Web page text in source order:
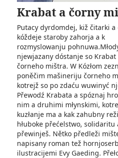
Krabat a čorny
Putacy dyrdomdej, kiž čitarki
kóždeje staroby zahorja a k
rozmyslowanju
njewjazany dóstanje so
čorneho mištra. W Kózłom
poněčim mašineriju čorneho
kotrejž so po zdaću wuwinyć
Přewodź Krabata a spóznaj hromadźe z
nim a druhimi młynskimi,
kuzłanje ma a kak zahubny
hłuboke přećelstwo, solidaritu
přewinješ. Nětko předleži
napisany roman tež
ilustracijemi Evy Gaeding.